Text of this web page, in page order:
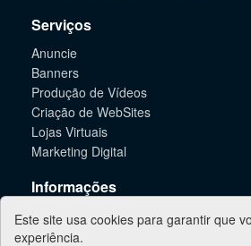
Este site usa cookies para garantir que
experiência.
Serviços
Anuncie
Banners
Produção de Vídeos
Criação de WebSites
Lojas Virtuais
Marketing Digital
Informações
Suporte
Contato